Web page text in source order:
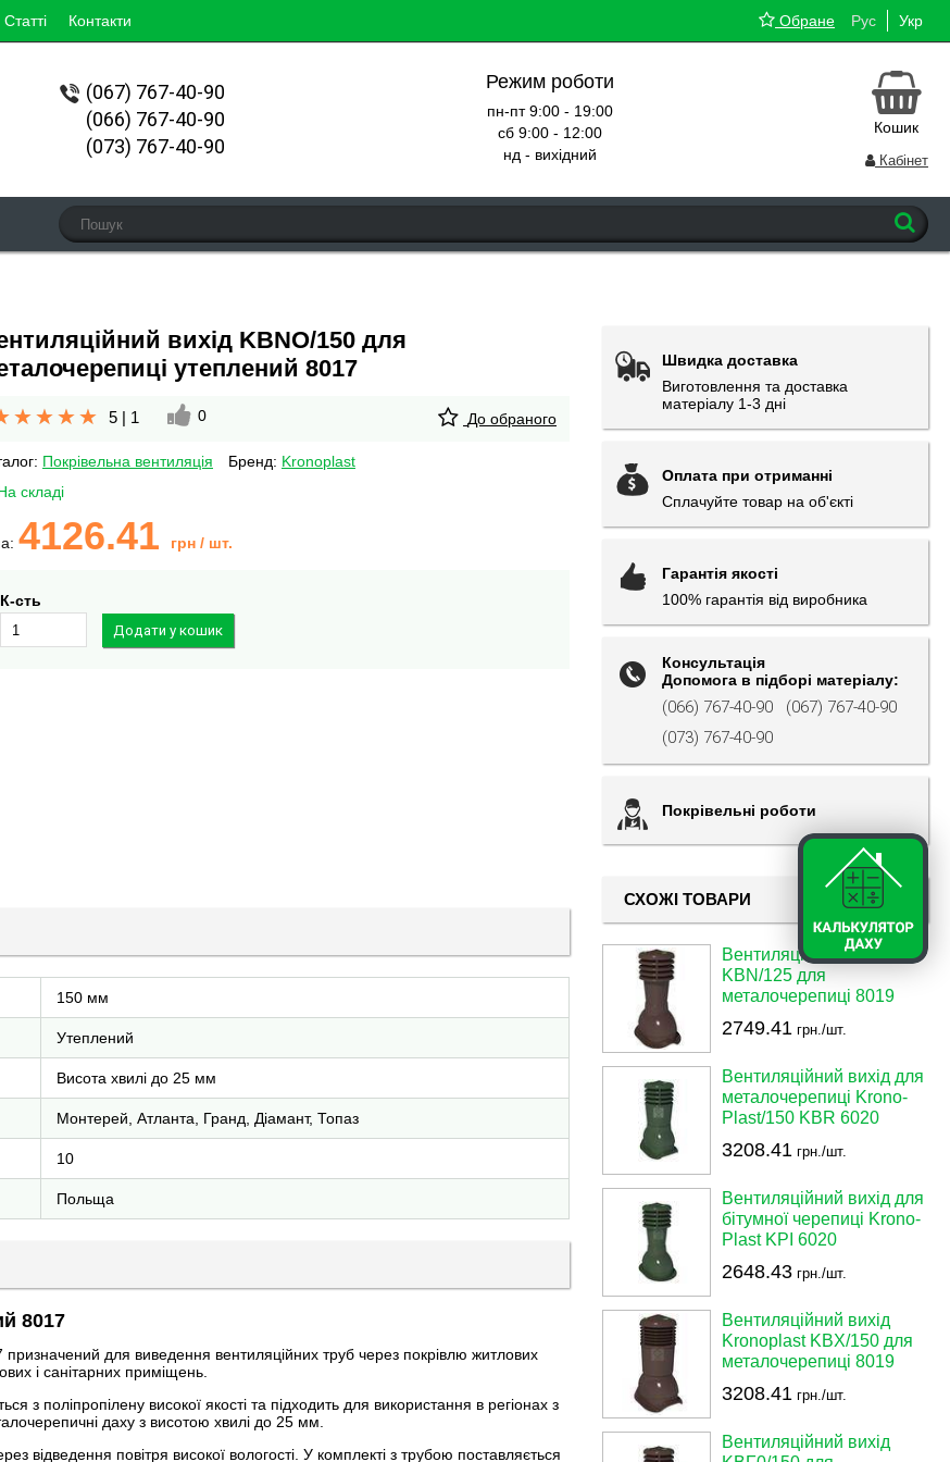
Рус Укр
Обране
Статті Контакти
(067) 767-40-90
(066) 767-40-90
(073) 767-40-90
Режим роботи
пн-пт 9:00 - 19:00
сб 9:00 - 12:00
нд - вихідний
Кошик
Кабінет
вихід KBNO/150 для
утеплений 8017
5 | 1 0 До обраного
Покрівельна вентиляція Бренд: Kronoplast
складі
4126.41 грн / шт.
К-сть
150 мм
Утеплений
Висота хвилі до 25 мм
Монтерей, Атланта, Гранд, Діамант, Топаз
10
Польща
8017
для виведення вентиляційних труб через покрівлю житлових
і санітарних приміщень.
з поліпропілену високої якості та підходить для використання в регіонах з
даху з висотою хвилі до 25 мм.
відведення повітря високої вологості. У комплекті з трубою поставляється
Швидка доставка
Виготовлення та доставка
матеріалу 1-3 дні
Оплата при отриманні
Сплачуйте товар на об'єкті
Гарантія якості
100% гарантія від виробника
Консультація
Допомога в підборі матеріалу:
(066) 767-40-90
(067) 767-40-90
(073) 767-40-90
Покрівельні роботи
СХОЖІ ТОВАРИ
Вентиляційний вихід
KBN/125 для
металочерепиці 8019
2749.41 грн./шт.
Вентиляційний вихід для
металочерепиці Krono-
Plast/150 KBR 6020
3208.41 грн./шт.
Вентиляційний вихід для
бітумної черепиці Krono-
Plast KPI 6020
2648.43 грн./шт.
Вентиляційний вихід
Kronoplast KBX/150 для
металочерепиці 8019
3208.41 грн./шт.
Вентиляційний вихід